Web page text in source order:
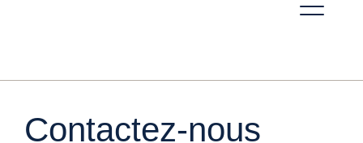
Contactez-nous